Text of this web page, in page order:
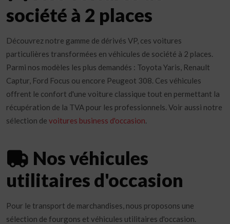
société à 2 places
Découvrez notre gamme de dérivés VP, ces voitures
particulières transformées en véhicules de société à 2 places.
Parmi nos modèles les plus demandés : Toyota Yaris, Renault
Captur, Ford Focus ou encore Peugeot 308. Ces véhicules
offrent le confort d'une voiture classique tout en permettant la
récupération de la TVA pour les professionnels. Voir aussi notre
sélection de voitures business d'occasion.
Nos véhicules
utilitaires d'occasion
Pour le transport de marchandises, nous proposons une
sélection de fourgons et véhicules utilitaires d'occasion.